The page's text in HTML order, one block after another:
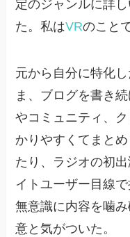
定のジャンルに詳
た。私はVRのこと
元から自分に特化
ま、ブログを書き
やコミュニティ、
かりやすくてまと
たり、ラジオの初
イトユーザー目線
無意識に内容を噛
意と気がついた。